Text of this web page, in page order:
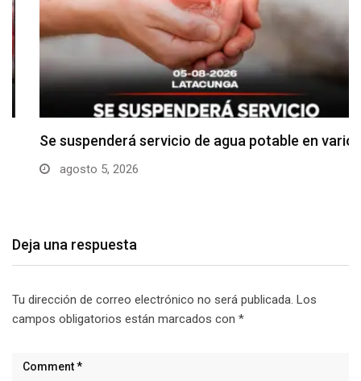
Se suspenderá servicio de agua potable en varios…
agosto 5, 2026
Deja una respuesta
Tu dirección de correo electrónico no será publicada. Los
campos obligatorios están marcados con *